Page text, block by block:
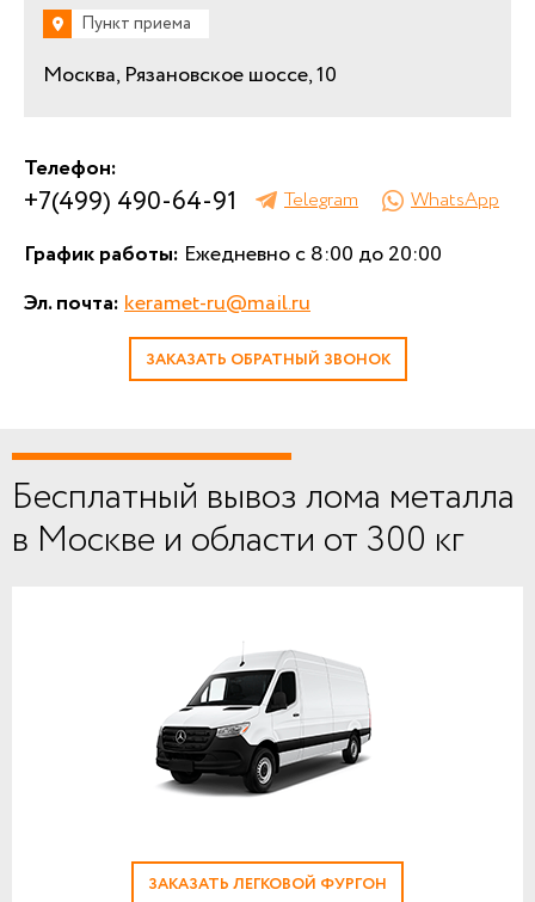
Пункт приема
Москва, Рязановское шоссе, 10
Телефон:
+7(499) 490-64-91 Telegram WhatsApp
График работы: Ежедневно с 8:00 до 20:00
Эл. почта:keramet-ru@mail.ru
ЗАКАЗАТЬ ОБРАТНЫЙ ЗВОНОК
Бесплатный вывоз лома металла
в Москве и области от 300 кг
ЗАКАЗАТЬ ЛЕГКОВОЙ ФУРГОН